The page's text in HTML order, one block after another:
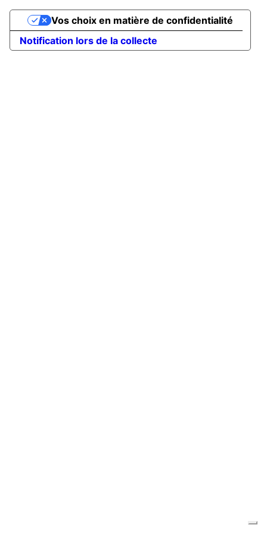
Notification lors de la collecte
Vos choix en matière de confidentialité